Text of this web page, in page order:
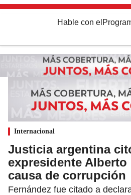
Hable con el
Internacional
Justicia argentina
expresidente Alberto
causa de corrupción
Fernández fue citado a